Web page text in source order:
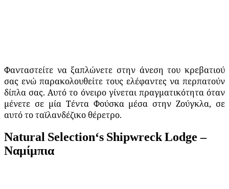
Φανταστείτε να ξαπλώνετε στην άνεση του κρεβατιού
σας ενώ παρακολουθείτε τους ελέφαντες να περπατούν
δίπλα σας. Αυτό το όνειρο γίνεται πραγματικότητα όταν
μένετε σε μία Τέντα Φούσκα μέσα στην Ζούγκλα, σε
αυτό το ταϊλανδέζικο θέρετρο.
Natural Selection‘s ShipwreckLodge –
Ναμίμπια